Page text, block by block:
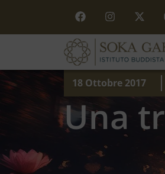
18 Ottobre 2017
Una